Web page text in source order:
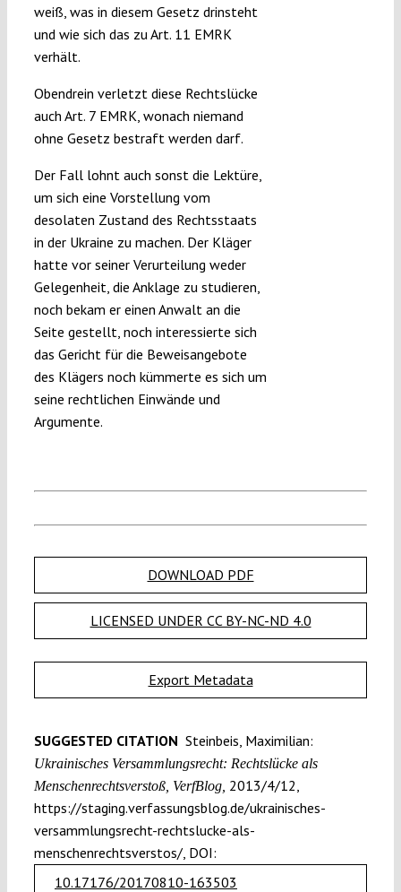
weiß, was in diesem Gesetz drinsteht
und wie sich das zu Art. 11 EMRK
verhält.
Obendrein verletzt diese Rechtslücke
auch Art. 7 EMRK, wonach niemand
ohne Gesetz bestraft werden darf.
Der Fall lohnt auch sonst die Lektüre,
um sich eine Vorstellung vom
desolaten Zustand des Rechtsstaats
in der Ukraine zu machen. Der Kläger
hatte vor seiner Verurteilung weder
Gelegenheit, die Anklage zu studieren,
noch bekam er einen Anwalt an die
Seite gestellt, noch interessierte sich
das Gericht für die Beweisangebote
des Klägers noch kümmerte es sich um
seine rechtlichen Einwände und
Argumente.
DOWNLOAD PDF
LICENSED UNDER CC BY-NC-ND 4.0
Export Metadata
SUGGESTED CITATION Steinbeis, Maximilian:
Ukrainisches Versammlungsrecht: Rechtslücke als
Menschenrechtsverstoß, VerfBlog, 2013/4/12,
https://staging.verfassungsblog.de/ukrainisches-
versammlungsrecht-rechtslucke-als-
menschenrechtsverstos/, DOI:
10.17176/20170810-163503